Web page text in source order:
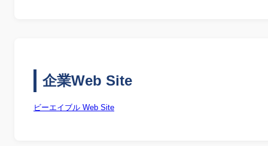
企業Web Site
ビーエイブル Web Site